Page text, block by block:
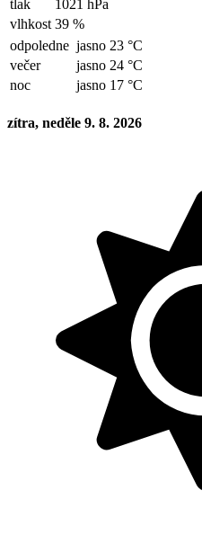
tlak
1021 hPa
vlhkost 39 %
odpoledne jasno 23 °C
večer
jasno 24 °C
noc
jasno 17 °C
zítra, neděle 9. 8. 2026